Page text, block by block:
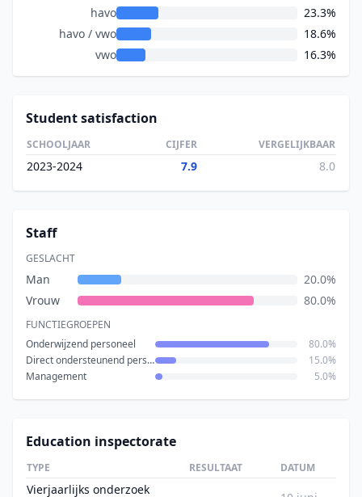
havo
23.3%
havo / vwo
18.6%
vwo
16.3%
Student satisfaction
SCHOOLJAAR CIJFER VERGELIJKBAAR
2023-2024 7.9 8.0
Staff
GESLACHT
Man
20.0%
Vrouw
80.0%
FUNCTIEGROEPEN
Onderwijzend personeel
80.0%
Direct ondersteunend personeel
15.0%
Management
5.0%
Education inspectorate
TYPE RESULTAAT DATUM
Vierjaarlijks onderzoek